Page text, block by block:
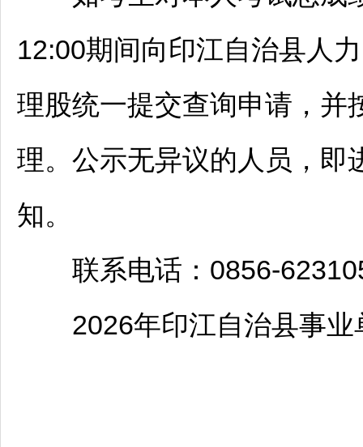
12:00期间向印江自治县人
理股统一提交查询申请，并
理。公示无异议的人员，即
知。
联系电话：0856-
2026年印江自治县事业